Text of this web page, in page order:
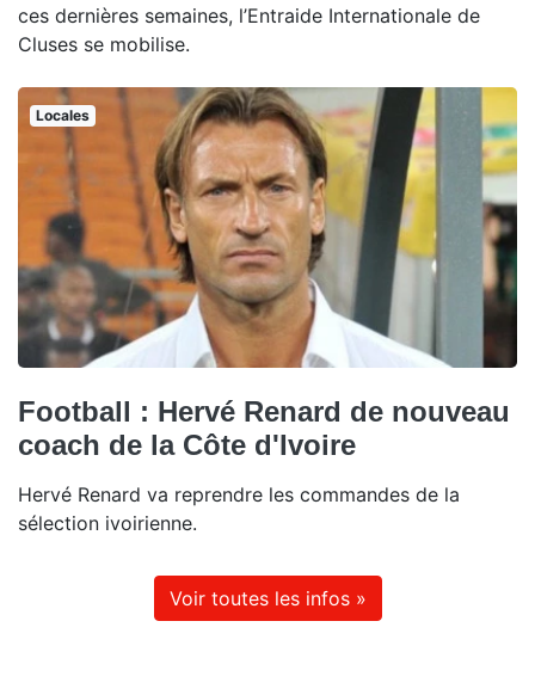
ces dernières semaines, l’Entraide Internationale de
Cluses se mobilise.
Locales
Football : Hervé Renard de nouveau
coach de la Côte d'Ivoire
Hervé Renard va reprendre les commandes de la
sélection ivoirienne.
Voir toutes les infos »